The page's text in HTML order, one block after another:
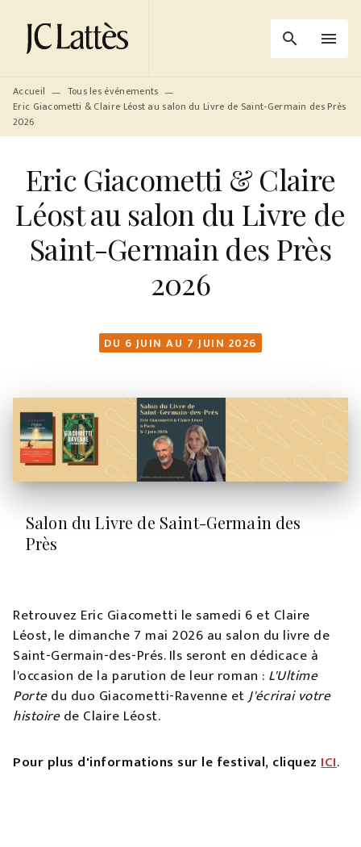
MENU RECHERCHE
PIED DE PAGE
search menu
Accueil — Tous les événements —
Eric Giacometti & Claire Léost au salon du Livre de Saint-Germain des Près
2026
Eric Giacometti & Claire
Léost au salon du Livre de
Saint-Germain des Près
2026
DU 6 JUIN AU 7 JUIN 2026
Salon du Livre de Saint-Germain des
Près
Retrouvez Eric Giacometti le samedi 6 et Claire
Léost, le dimanche 7 mai 2026 au salon du livre de
Saint-Germain-des-Prés. Ils seront en dédicace à
l'occasion de la parution de leur roman : L'Ultime
Portedu duo Giacometti-Ravenne etJ'écrirai votre
histoirede Claire Léost.
Pour plus d'informations sur le festival, cliquez ICI.